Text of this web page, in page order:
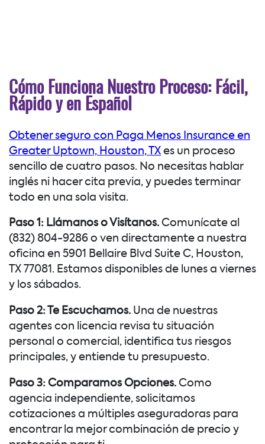
Cómo Funciona Nuestro Proceso: Fácil,
Rápido y en Español
Obtener seguro con Paga Menos Insurance en
Greater Uptown, Houston, TX es un proceso
sencillo de cuatro pasos. No necesitas hablar
inglés ni hacer cita previa, y puedes terminar
todo en una sola visita.
Paso 1: Llámanos o Visítanos. Comunícate al
(832) 804-9286 o ven directamente a nuestra
oficina en 5901 Bellaire Blvd Suite C, Houston,
TX 77081. Estamos disponibles de lunes a viernes
y los sábados.
Paso 2: Te Escuchamos. Una de nuestras
agentes con licencia revisa tu situación
personal o comercial, identifica tus riesgos
principales, y entiende tu presupuesto.
Paso 3: Comparamos Opciones. Como
agencia independiente, solicitamos
cotizaciones a múltiples aseguradoras para
encontrar la mejor combinación de precio y